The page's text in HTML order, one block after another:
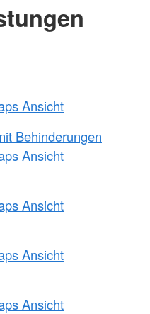
Ansicht
Behinderungen
Ansicht
Ansicht
Ansicht
Ansicht